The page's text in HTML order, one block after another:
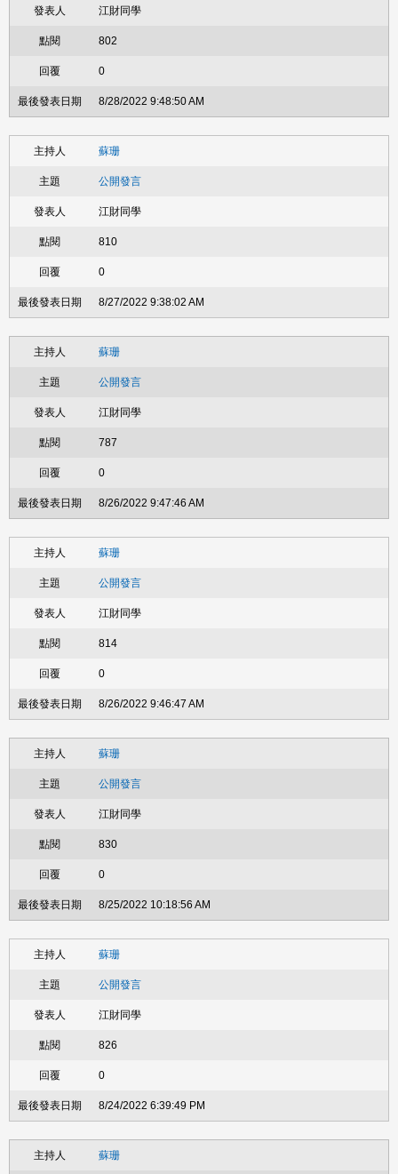
江財同學
802
0
8/28/2022 9:48:50 AM
蘇珊
公開發言
江財同學
810
0
8/27/2022 9:38:02 AM
蘇珊
公開發言
江財同學
787
0
8/26/2022 9:47:46 AM
蘇珊
公開發言
江財同學
814
0
8/26/2022 9:46:47 AM
蘇珊
公開發言
江財同學
830
0
8/25/2022 10:18:56 AM
蘇珊
公開發言
江財同學
826
0
8/24/2022 6:39:49 PM
蘇珊